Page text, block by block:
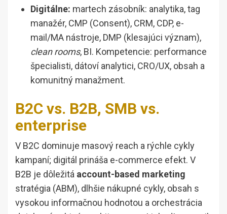
Digitálne: martech zásobník: analytika, tag
manažér, CMP (Consent), CRM, CDP, e-
mail/MA nástroje, DMP (klesajúci význam),
clean rooms, BI. Kompetencie: performance
špecialisti, dátoví analytici, CRO/UX, obsah a
komunitný manažment.
B2C vs. B2B, SMB vs.
enterprise
V B2C dominuje masový reach a rýchle cykly
kampaní; digitál prináša e-commerce efekt. V
B2B je dôležitá account-based marketing
stratégia (ABM), dlhšie nákupné cykly, obsah s
vysokou informačnou hodnotou a orchestrácia